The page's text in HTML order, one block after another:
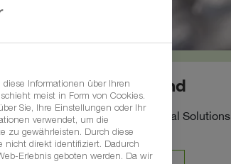
Serviceland
BASF Agricultural Solutions
Informationen über Ihren
meist in Form von Cookies.
Sie, Ihre Einstellungen oder Ihr
verwendet, um die
zu gewährleisten. Durch diese
nicht direkt identifiziert. Dadurch
Erlebnis geboten werden. Da wir